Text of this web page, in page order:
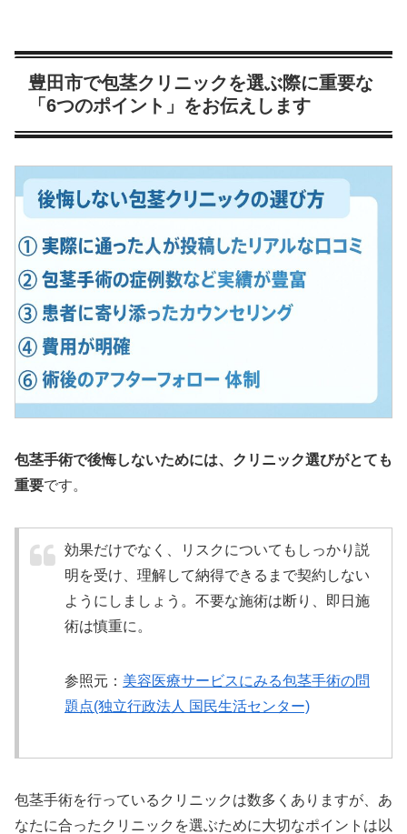
豊田市で包茎クリニックを選ぶ際に重要な
「6つのポイント」をお伝えします
包茎手術で後悔しないためには、クリニック選びがとても
重要です。
効果だけでなく、リスクについてもしっかり説
明を受け、理解して納得できるまで契約しない
ようにしましょう。不要な施術は断り、即日施
術は慎重に。
参照元： 美容医療サービスにみる包茎手術の問
題点(独立行政法人 国民生活センター)
包茎手術を行っているクリニックは数多くありますが、あ
なたに合ったクリニックを選ぶために大切なポイントは以